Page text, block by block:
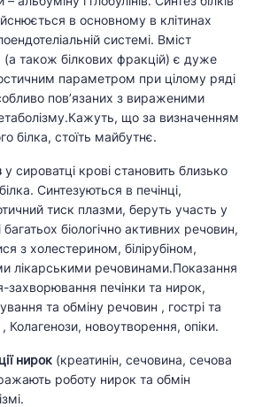
в основному в клітинах
системі. Вміст
(а також білкових фракцій) є дуже
параметром при цілому ряді
пов’язаних з вираженими
що за визначенням
білка, стоїть майбутнє.
у сироватці крові становить близько
Синтезуються в печінці,
тиск плазми, беруть участь у
біологічно активних речовин,
з холестерином, білірубіном,
лікарськими речовинами.Показання
захворювання печінки та нирок,
та обміну речовин , гострі та
, Колагенози, новоутворення, опіки.
нирок (креатинін, сечовина, сечова
роботу нирок та обмін